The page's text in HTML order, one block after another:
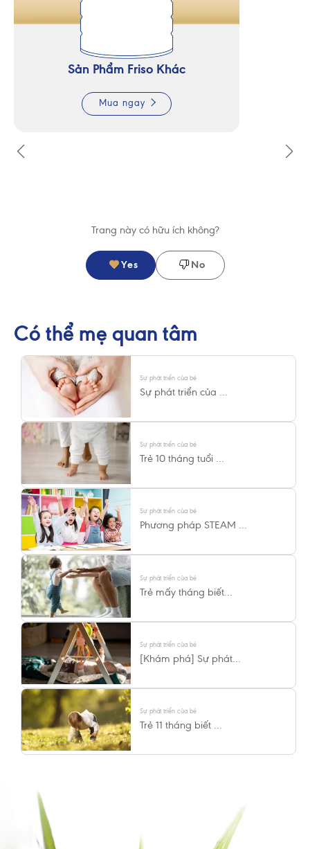
Sản Phẩm Friso Khác
Mua ngay
Trang này có hữu ích không?
Yes No
Có thể mẹ quan tâm
Sự phát triển của bé
Sự phát triển của ...
Sự phát triển của bé
Trẻ 10 tháng tuổi ...
Sự phát triển của bé
Phương pháp STEAM ...
Sự phát triển của bé
Trẻ mấy tháng biết...
Sự phát triển của bé
[Khám phá] Sự phát...
Sự phát triển của bé
Trẻ 11 tháng biết ...